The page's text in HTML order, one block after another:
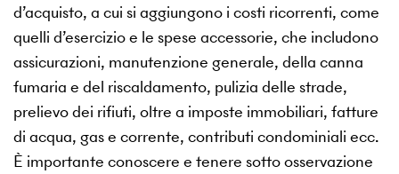
d’acquisto, a cui si aggiungono i costi ricorrenti, come
quelli d’esercizio e le spese accessorie, che includono
assicurazioni, manutenzione generale, della canna
fumaria e del riscaldamento, pulizia delle strade,
prelievo dei rifiuti, oltre a imposte immobiliari, fatture
di acqua, gas e corrente, contributi condominiali ecc.
È importante conoscere e tenere sotto osservazione